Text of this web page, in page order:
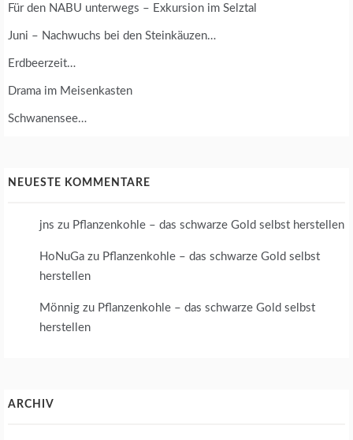
Für den NABU unterwegs – Exkursion im Selztal
Juni – Nachwuchs bei den Steinkäuzen…
Erdbeerzeit…
Drama im Meisenkasten
Schwanensee…
NEUESTE KOMMENTARE
jns zu Pflanzenkohle – das schwarze Gold selbst herstellen
HoNuGa zu Pflanzenkohle – das schwarze Gold selbst
herstellen
Mönnig zu Pflanzenkohle – das schwarze Gold selbst
herstellen
ARCHIV